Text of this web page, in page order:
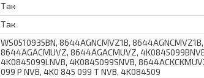
Так
Так
WS0510935BN, 8644AGNCMVZ1B,
8644AGACMUVZ, 8644AGACMUVZ,
4K0845099LNVB, 4K0845099SNVB,
099 P NVB, 4K0 845 099 T NVB, 4K084509